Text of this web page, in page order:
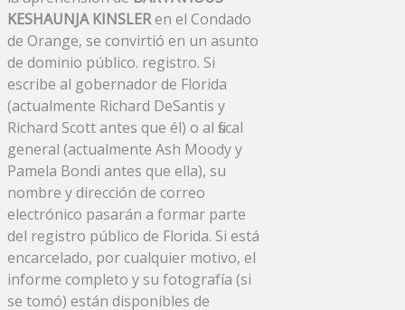
KESHAUNJA KINSLERen el Condado
de Orange, se convirtió en un asunto
de dominio público. registro. Si
escribe al gobernador de Florida
(actualmente Richard DeSantis y
Richard Scott antes que él) o al fiscal
general (actualmente Ash Moody y
Pamela Bondi antes que ella), su
nombre y dirección de correo
electrónico pasarán a formar parte
del registro público de Florida. Si está
encarcelado, por cualquier motivo, el
informe completo y su fotografía (si
se tomó) están disponibles de